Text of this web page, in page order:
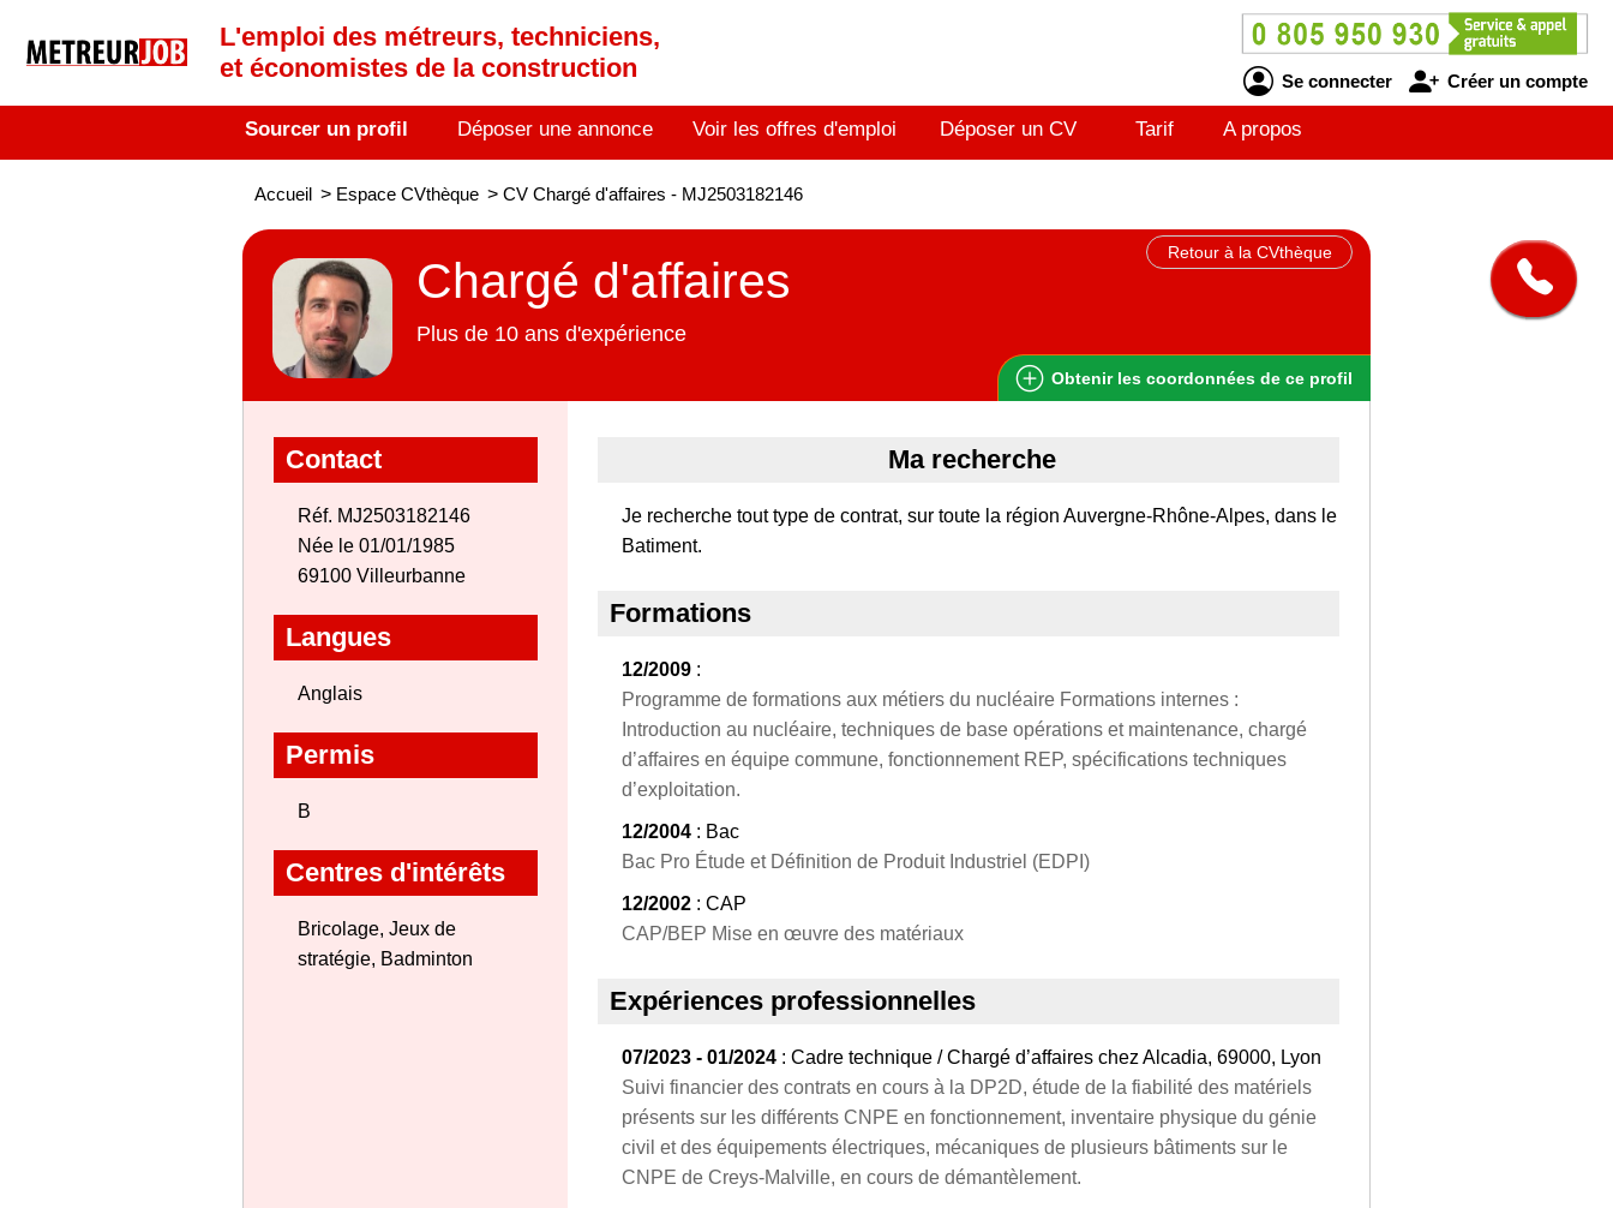
L'emploi des métreurs, techniciens,
et économistes de la construction
Se connecter Créer un compte
Sourcer un profil Déposer une annonce Voir les offres d'emploi Déposer un CV Tarif A propos
Accueil > Espace CVthèque > CV Chargé d'affaires - MJ2503182146
Retour à la CVthèque
Chargé d'affaires
Plus de 10 ans d'expérience
Obtenir les coordonnées de ce profil
Contact
Réf. MJ2503182146
Née le 01/01/1985
69100 Villeurbanne
Langues
Anglais
Permis
B
Centres d'intérêts
Bricolage, Jeux de
stratégie, Badminton
Ma recherche
Je recherche tout type de contrat, sur toute la région Auvergne-Rhône-Alpes, dans le
Batiment.
Formations
12/2009 :
Programme de formations aux métiers du nucléaire Formations internes :
Introduction au nucléaire, techniques de base opérations et maintenance, chargé
d’affaires en équipe commune, fonctionnement REP, spécifications techniques
d’exploitation.
12/2004 : Bac
Bac Pro Étude et Définition de Produit Industriel (EDPI)
12/2002 : CAP
CAP/BEP Mise en œuvre des matériaux
Expériences professionnelles
07/2023 - 01/2024 : Cadre technique / Chargé d’affaires chez Alcadia, 69000, Lyon
Suivi financier des contrats en cours à la DP2D, étude de la fiabilité des matériels
présents sur les différents CNPE en fonctionnement, inventaire physique du génie
civil et des équipements électriques, mécaniques de plusieurs bâtiments sur le
CNPE de Creys-Malville, en cours de démantèlement.